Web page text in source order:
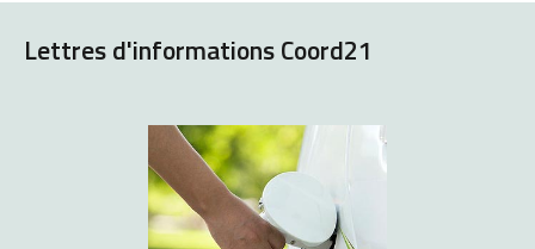
Lettres d'informations Coord21